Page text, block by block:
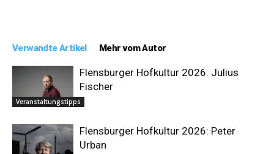
Verwandte Artikel Mehr vom Autor
Veranstaltungstipps
Flensburger Hofkultur 2026: Julius
Fischer
Flensburger Hofkultur 2026: Peter
Urban